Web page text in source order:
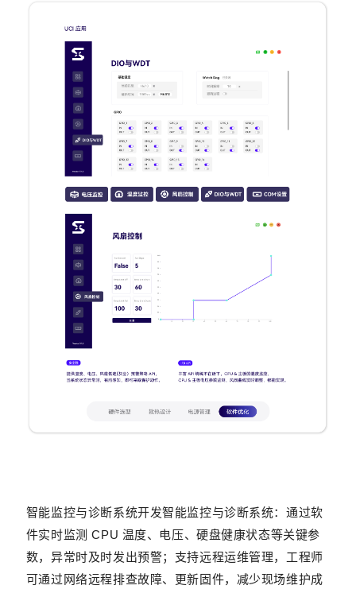
智能监控与诊断系统开发智能监控与诊断系统：通过软
件实时监测 CPU 温度、电压、硬盘健康状态等关键参
数，异常时及时发出预警；支持远程运维管理，工程师
可通过网络远程排查故障、更新固件，减少现场维护成